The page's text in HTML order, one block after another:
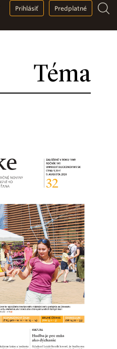
Téma
Prihlásiť Predplatné